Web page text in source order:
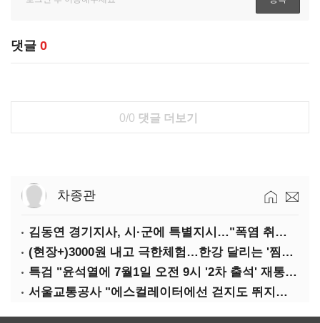
댓글 0
0/0 댓글 더보기
차종관
김동연 경기지사, 시·군에 특별지시…"폭염 취약계층 안전대책 강화"
(현장+)3000원 내고 극한체험…한강 달리는 '찜통버스'
특검 "윤석열에 7월1일 오전 9시 '2차 출석' 재통보"
서울교통공사 "에스컬레이터에선 걷지도 뛰지도 말아주세요"